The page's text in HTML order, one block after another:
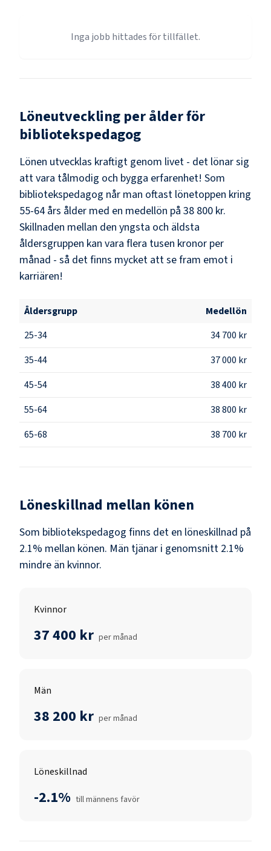
Inga jobb hittades för tillfället.
Löneutveckling per ålder för
bibliotekspedagog
Lönen utvecklas kraftigt genom livet - det lönar sig
att vara tålmodig och bygga erfarenhet! Som
bibliotekspedagog når man oftast lönetoppen kring
55-64 års ålder med en medellön på 38 800 kr.
Skillnaden mellan den yngsta och äldsta
åldersgruppen kan vara flera tusen kronor per
månad - så det finns mycket att se fram emot i
karriären!
Åldersgrupp
Medellön
25-34
34 700 kr
35-44
37 000 kr
45-54
38 400 kr
55-64
38 800 kr
65-68
38 700 kr
Löneskillnad mellan könen
Som bibliotekspedagog finns det en löneskillnad på
2.1% mellan könen. Män tjänar i genomsnitt 2.1%
mindre än kvinnor.
Kvinnor
37 400 kr per månad
Män
38 200 kr per månad
Löneskillnad
-2.1% till männens favör